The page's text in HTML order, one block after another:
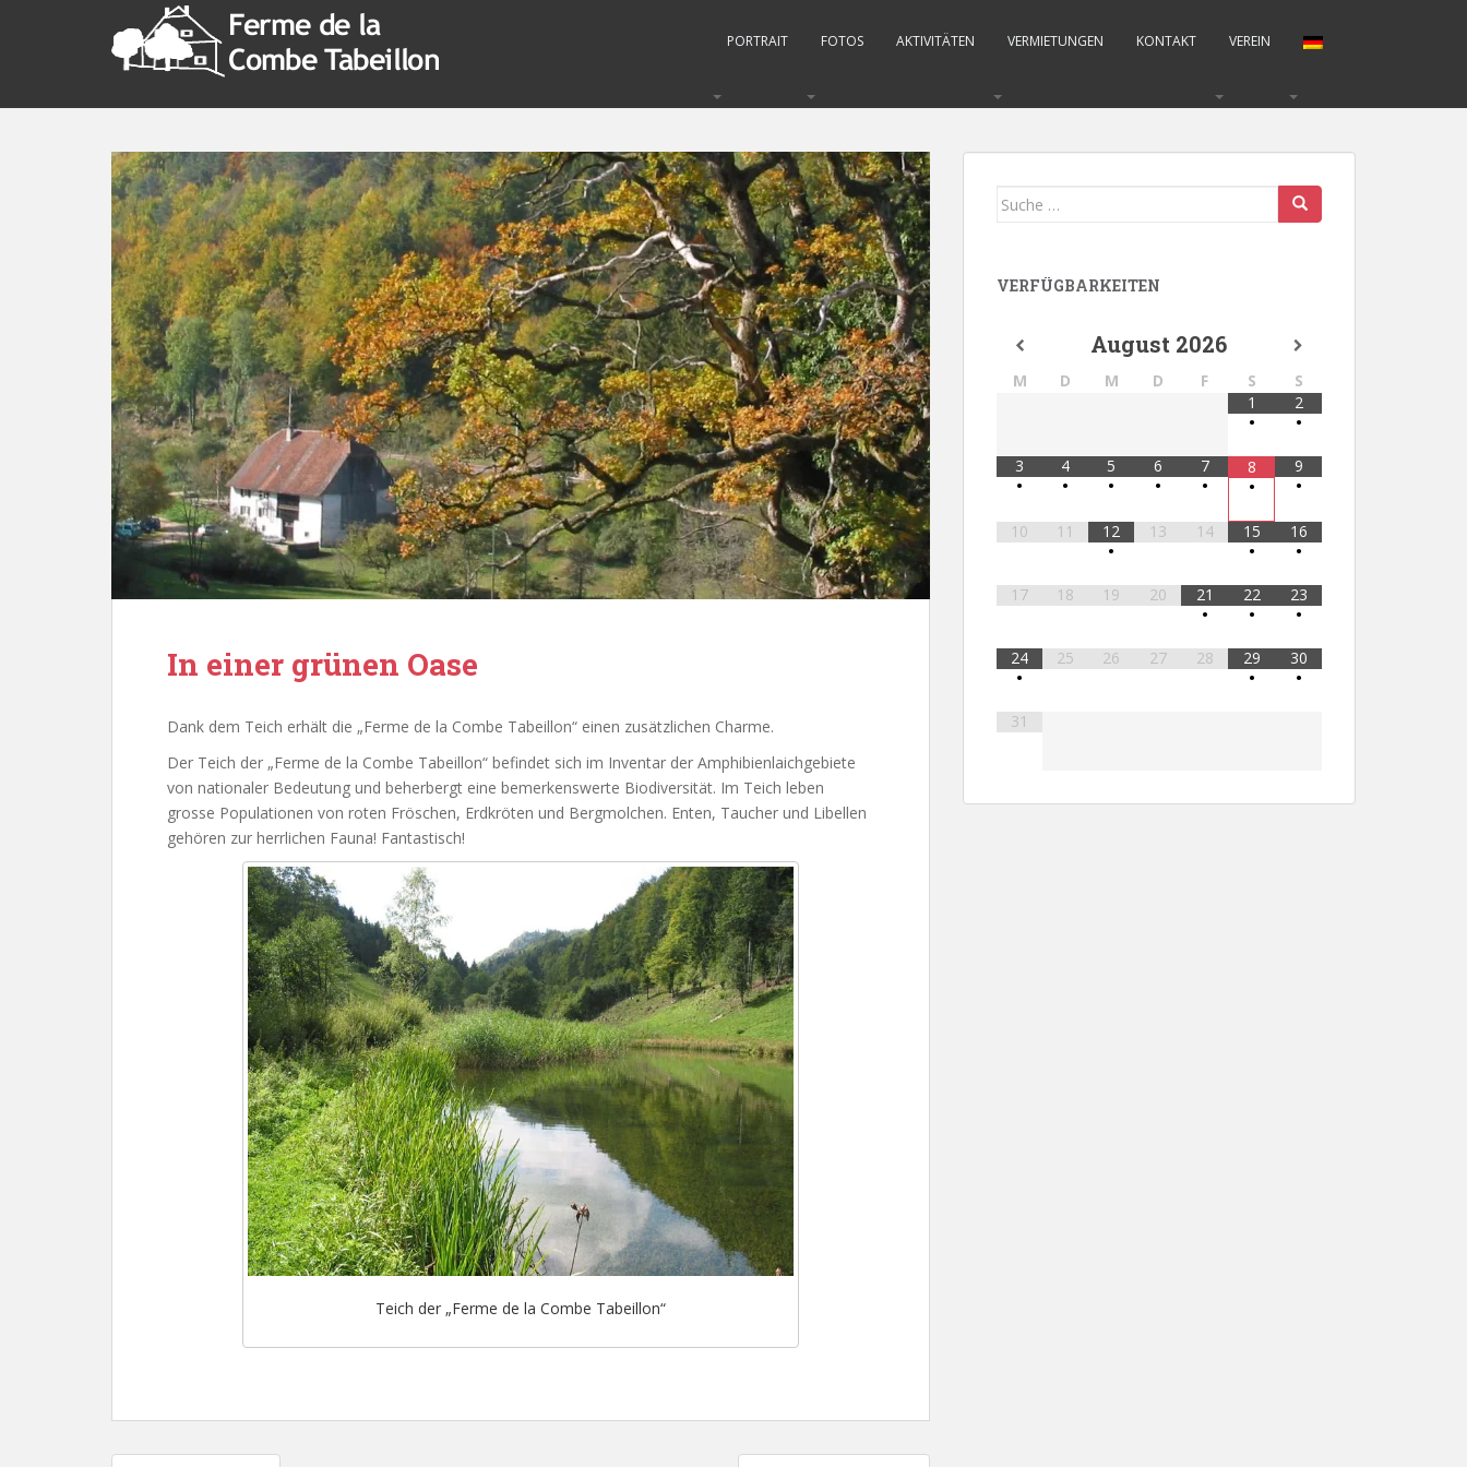
PORTRAIT FOTOS AKTIVITÄTEN VERMIETUNGEN KONTAKT VEREIN
In einer grünen Oase
Dank dem Teich erhält die „Ferme de la Combe Tabeillon“ einen zusätzlichen Charme.
Der Teich der „Ferme de la Combe Tabeillon“ befindet sich im Inventar der Amphibienlaichgebiete
von nationaler Bedeutung und beherbergt eine bemerkenswerte Biodiversität. Im Teich leben
grosse Populationen von roten Fröschen, Erdkröten und Bergmolchen. Enten, Taucher und Libellen
gehören zur herrlichen Fauna! Fantastisch!
Teich der „Ferme de la Combe Tabeillon“
Suche
VERFÜGBARKEITEN
August 2026
M D M D F S
S
1
•
2
•
3
•
4
•
5
•
6
•
7
•
8
•
9
•
10 11
12
•
13 14
15
•
16
•
17 18 19 20
21
•
22
•
23
•
24
•
25 26 27 28
29
•
30
•
31